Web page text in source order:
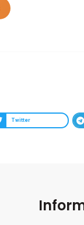
Twitter